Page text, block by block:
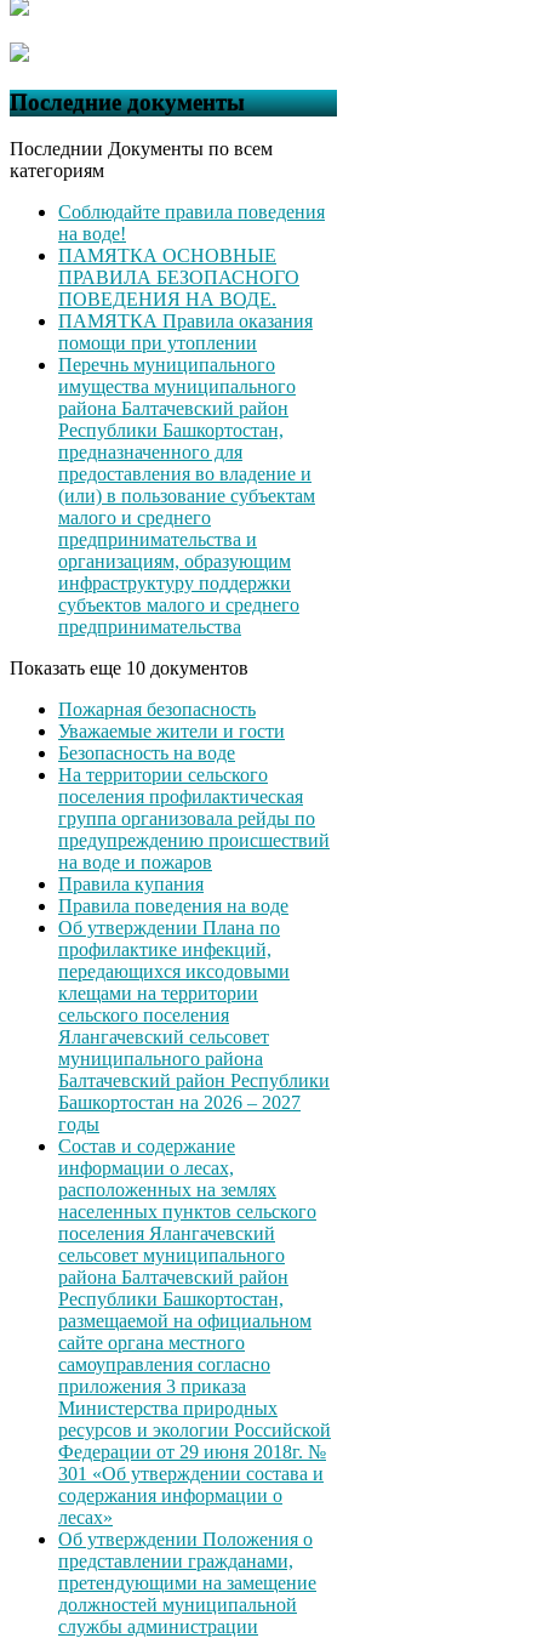
Последние документы
Последнии Документы по всем
категориям
Соблюдайте правила поведения
на воде!
ПАМЯТКА ОСНОВНЫЕ
ПРАВИЛА БЕЗОПАСНОГО
ПОВЕДЕНИЯ НА ВОДЕ.
ПАМЯТКА Правила оказания
помощи при утоплении
Перечнь муниципального
имущества муниципального
района Балтачевский район
Республики Башкортостан,
предназначенного для
предоставления во владение и
(или) в пользование субъектам
малого и среднего
предпринимательства и
организациям, образующим
инфраструктуру поддержки
субъектов малого и среднего
предпринимательства
Показать еще 10 документов
Пожарная безопасность
Уважаемые жители и гости
Безопасность на воде
На территории сельского
поселения профилактическая
группа организовала рейды по
предупреждению происшествий
на воде и пожаров
Правила купания
Правила поведения на воде
Об утверждении Плана по
профилактике инфекций,
передающихся иксодовыми
клещами на территории
сельского поселения
Ялангачевский сельсовет
муниципального района
Балтачевский район Республики
Башкортостан на 2026 – 2027
годы
Состав и содержание
информации о лесах,
расположенных на землях
населенных пунктов сельского
поселения Ялангачевский
сельсовет муниципального
района Балтачевский район
Республики Башкортостан,
размещаемой на официальном
сайте органа местного
самоуправления согласно
приложения 3 приказа
Министерства природных
ресурсов и экологии Российской
Федерации от 29 июня 2018г. №
301 «Об утверждении состава и
содержания информации о
лесах»
Об утверждении Положения о
представлении гражданами,
претендующими на замещение
должностей муниципальной
службы администрации